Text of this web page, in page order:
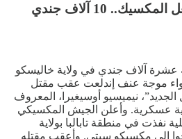
مقتل “إل مينتشو” يشعل المكسيك.. 10 آلاف جندي
آلاف جندي في ولاية خاليسكو
موجة عنف إندلعت عقب مقتل
نيميسيو أوسيغيرا، المعروف
عسكرية. وأعلن الجيش المكسيكي
نفذت في منطقة تابالبا بولاية
جوا إلى مكسيكو سيتي. وأعقب مقتله